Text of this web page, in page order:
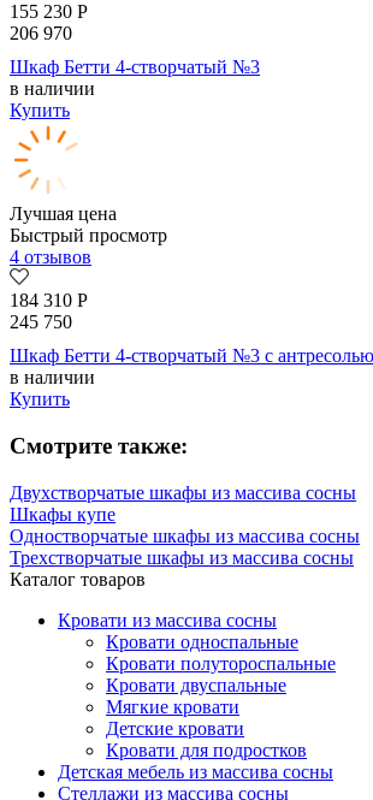
155 230 Р
206 970
Шкаф Бетти 4-створчатый №3
в наличии
Купить
Лучшая цена
Быстрый просмотр
4 отзывов
184 310 Р
245 750
Шкаф Бетти 4-створчатый №3 с антресолью
в наличии
Купить
Смотрите также:
Двухстворчатые шкафы из массива сосны
Шкафы купе
Одностворчатые шкафы из массива сосны
Трехстворчатые шкафы из массива сосны
Каталог товаров
Кровати из массива сосны
Кровати односпальные
Кровати полутороспальные
Кровати двуспальные
Мягкие кровати
Детские кровати
Кровати для подростков
Детская мебель из массива сосны
Стеллажи из массива сосны